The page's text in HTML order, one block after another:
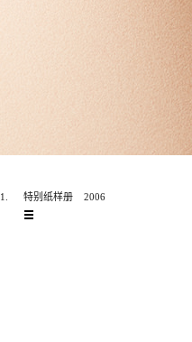
1. 特别纸样册 2006